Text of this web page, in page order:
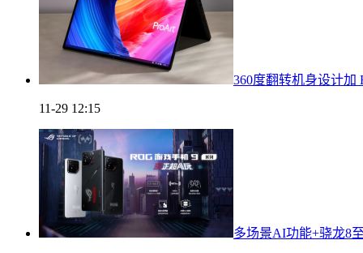
360度翻转机身设计加
11-29 12:15
多场景AI功能+骁龙8